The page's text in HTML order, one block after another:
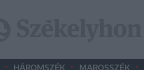
• HÁROMSZÉK • MAROSSZÉK •